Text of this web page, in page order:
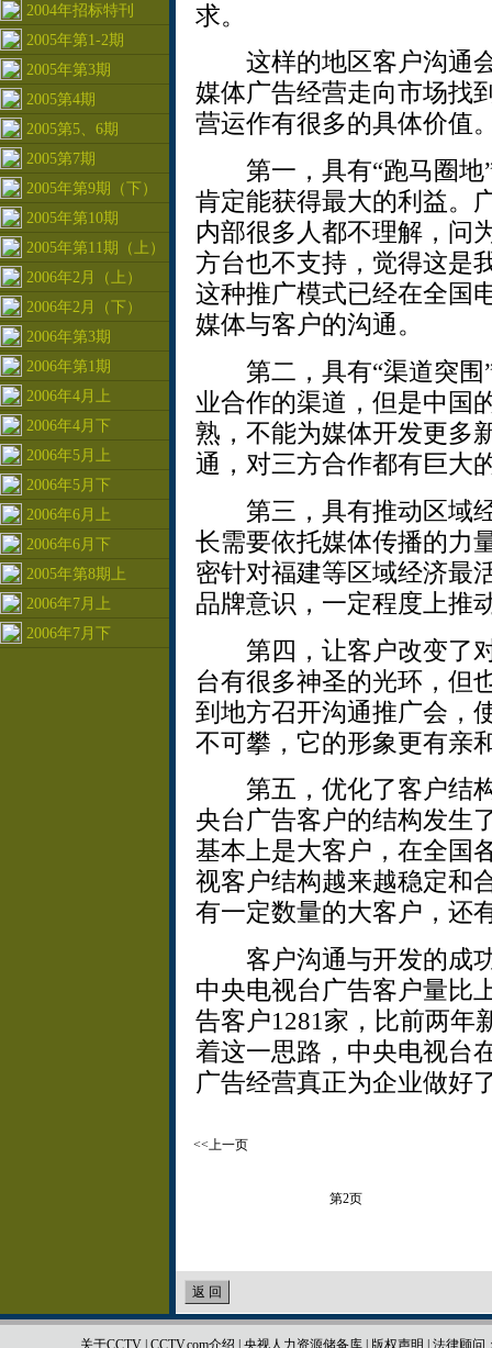
2004年招标特刊
2005年第1-2期
2005年第3期
2005第4期
2005第5、6期
2005第7期
2005年第9期（下）
2005年第10期
2005年第11期（上）
2006年2月（上）
2006年2月（下）
2006年第3期
2006年第1期
2006年4月上
2006年4月下
2006年5月上
2006年5月下
2006年6月上
2006年6月下
2005年第8期上
2006年7月上
2006年7月下
求。
这样的地区客户沟通会
媒体广告经营走向市场找
营运作有很多的具体价值
第一，具有“跑马圈地”
肯定能获得最大的利益。
内部很多人都不理解，问
方台也不支持，觉得这是
这种推广模式已经在全国
媒体与客户的沟通。
第二，具有“渠道突围”
业合作的渠道，但是中国
熟，不能为媒体开发更多
通，对三方合作都有巨大
第三，具有推动区域经
长需要依托媒体传播的力
密针对福建等区域经济最
品牌意识，一定程度上推
第四，让客户改变了对
台有很多神圣的光环，但
到地方召开沟通推广会，
不可攀，它的形象更有亲
第五，优化了客户结构
央台广告客户的结构发生
基本上是大客户，在全国
视客户结构越来越稳定和
有一定数量的大客户，还
客户沟通与开发的成功
中央电视台广告客户量比
告客户1281家，比前两年
着这一思路，中央电视台
广告经营真正为企业做好
<<上一页
第2页
关于CCTV| CCTV.com介绍 央视人力资源储备库| 版权声明 法律顾问